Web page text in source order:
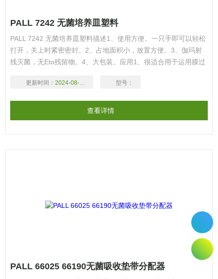
PALL 7242 无菌培养皿塑料
PALL 7242 无菌培养皿塑料描述1、使用方便。一只手即可以轻松
打开，关上时紧密密封。2、占地面积小，放置方便。3、伽玛射
线灭菌，无Eto残留物。4、大包装。应用1、很适合用于运用膜过
基，或将琼脂倒入无吸收垫底培养皿
更新时间： 2024-08-17 型号：
查看详情
PALL 66025 66190无菌吸收垫带分配器